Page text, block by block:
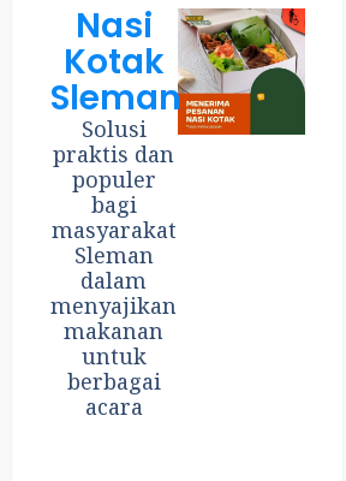
Nasi
Kotak
Sleman
Solusi
praktis dan
populer
bagi
masyarakat
Sleman
dalam
menyajikan
makanan
untuk
berbagai
acara